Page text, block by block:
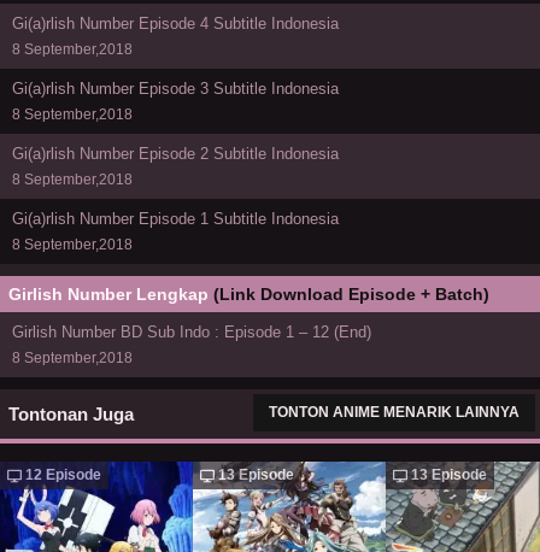
Gi(a)rlish Number Episode 4 Subtitle Indonesia
8 September,2018
Gi(a)rlish Number Episode 3 Subtitle Indonesia
8 September,2018
Gi(a)rlish Number Episode 2 Subtitle Indonesia
8 September,2018
Gi(a)rlish Number Episode 1 Subtitle Indonesia
8 September,2018
Girlish Number Lengkap (Link Download Episode + Batch)
Girlish Number BD Sub Indo : Episode 1 – 12 (End)
8 September,2018
Tontonan Juga TONTON ANIME MENARIK LAINNYA
12 Episode 13 Episode 13 Episode